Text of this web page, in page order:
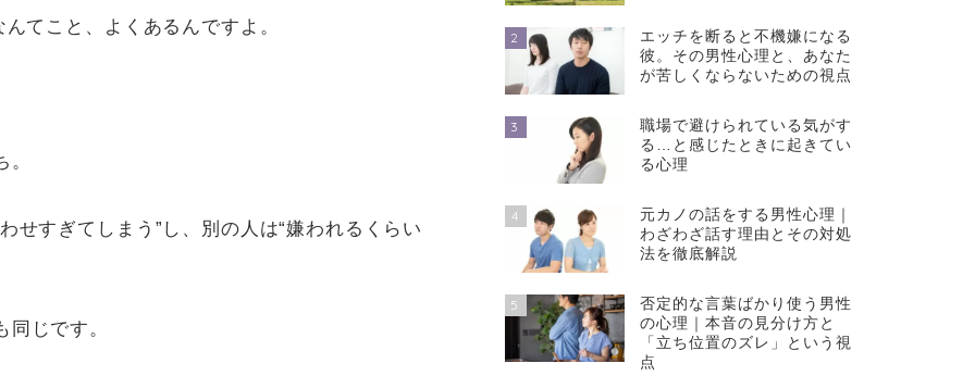
てこと、よくあるんですよ。
せすぎてしまう”し、別の人は“嫌われるくらい
じです。
2
エッチを断ると不機嫌になる
彼。その男性心理と、あなた
が苦しくならないための視点
3
職場で避けられている気がす
る…と感じたときに起きてい
る心理
4
元カノの話をする男性心理｜
わざわざ話す理由とその対処
法を徹底解説
5
否定的な言葉ばかり使う男性
の心理｜本音の見分け方と
「立ち位置のズレ」という視
点